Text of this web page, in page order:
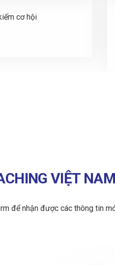
cơ hội
VIỆT NAM
để nhận được các thông tin